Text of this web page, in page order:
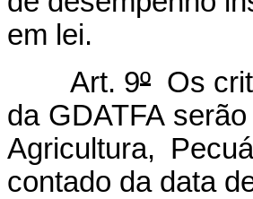
em lei.
Art. 9º Os
da GDATFA
Agricultura,
contado da data